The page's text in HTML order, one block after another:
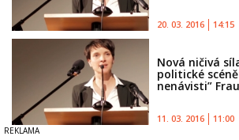
20. 03. 2016 14:15
Nová ničivá
politické
nenávisti”
11. 03. 2016 11:00